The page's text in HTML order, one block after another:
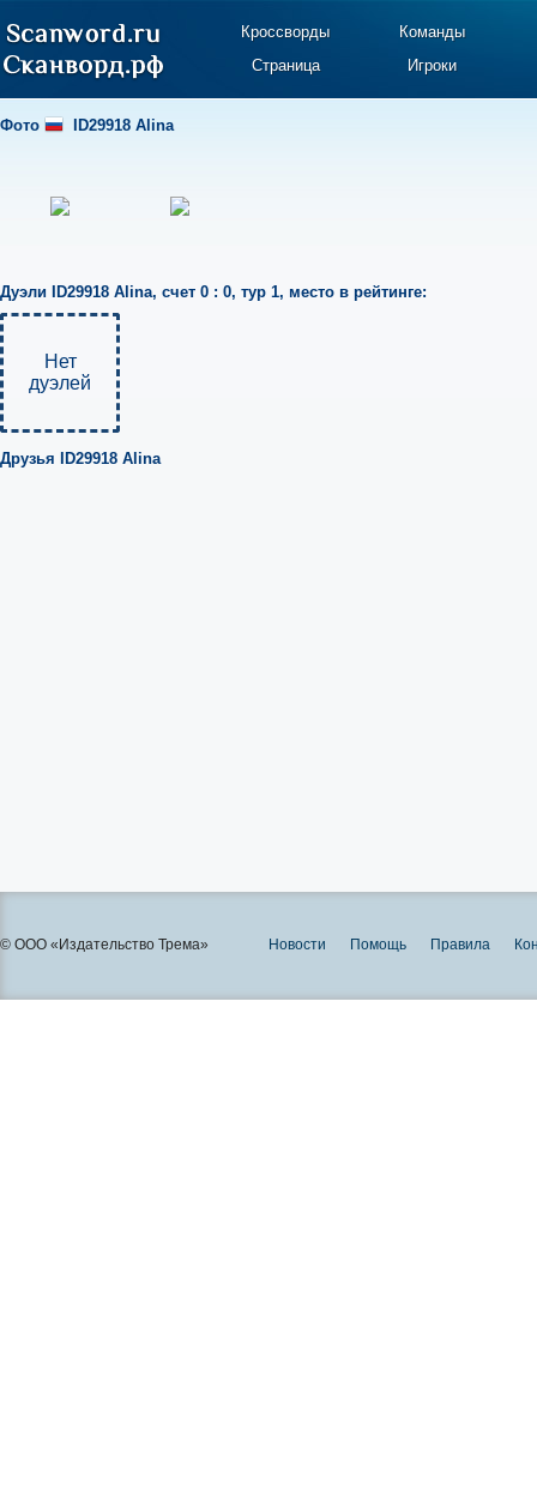
Кроссворды
Команды
Страница
Игроки
Фото ID29918 Alina
Дуэли ID29918 Alina, счет 0 : 0, тур 1, место в рейтинге:
Нет
дуэлей
Друзья ID29918 Alina
© ООО «Издательство Трема» Новости Помощь Правила